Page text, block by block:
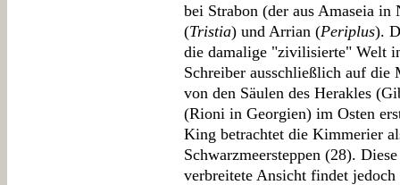
bei Strabon (der aus Amaseia
(Tristia) und Arrian (Periplus).
die damalige "zivilisierte" Welt
Schreiber ausschließlich auf
von den Säulen des Herakles
(Rioni in Georgien) im Osten
King betrachtet die Kimmerier
Schwarzmeersteppen (28).
verbreitete Ansicht findet